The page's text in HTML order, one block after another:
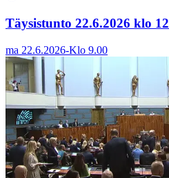
Täysistunto 22.6.2026 klo 12
ma 22.6.2026-Klo 9.00